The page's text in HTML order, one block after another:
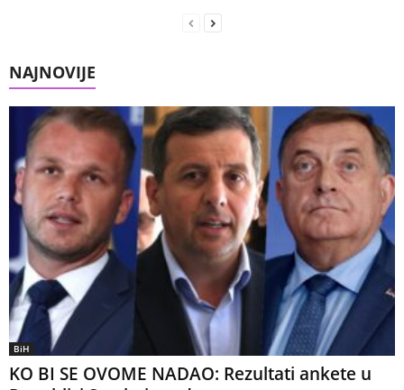
NAJNOVIJE
BiH
KO BI SE OVOME NADAO: Rezultati ankete u